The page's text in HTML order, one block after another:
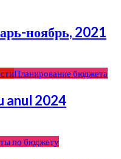
ноябрь, 2021
Планирование бюджета
anul 2024
по бюджету